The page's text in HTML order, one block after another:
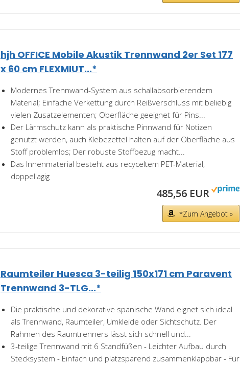
hjh OFFICE Mobile Akustik Trennwand 2er Set 177
x 60 cm FLEXMIUT...*
Modernes Trennwand-System aus schallabsorbierendem
Material; Einfache Verkettung durch Reißverschluss mit beliebig
vielen Zusatzelementen; Oberfläche geeignet für Pins...
Der Lärmschutz kann als praktische Pinnwand für Notizen
genutzt werden, auch Klebezettel halten auf der Oberfläche aus
Stoff problemlos; Der robuste Stoffbezug macht...
Das Innenmaterial besteht aus recyceltem PET-Material,
doppellagig
485,56 EUR
*Zum Angebot »
Raumteiler Huesca 3-teilig 150x171 cm Paravent
Trennwand 3-TLG...*
Die praktische und dekorative spanische Wand eignet sich ideal
als Trennwand, Raumteiler, Umkleide oder Sichtschutz. Der
Rahmen des Raumtrenners lässt sich schnell und...
3-teilige Trennwand mit 6 Standfüßen - Leichter Aufbau durch
Stecksystem - Einfach und platzsparend zusammenklappbar - Für